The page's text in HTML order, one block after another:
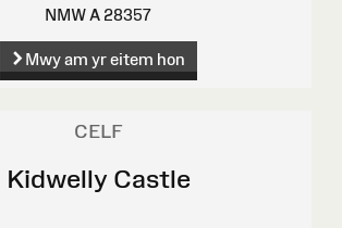
NMW A 28357
Mwy am yr eitem hon
CELF
Kidwelly Castle